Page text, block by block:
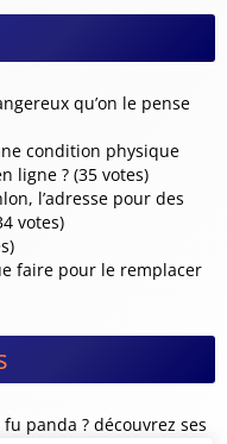
qu’on le pense
condition physique
ligne ? (35 votes)
l’adresse pour des
votes)
faire pour le remplacer
panda ? découvrez ses